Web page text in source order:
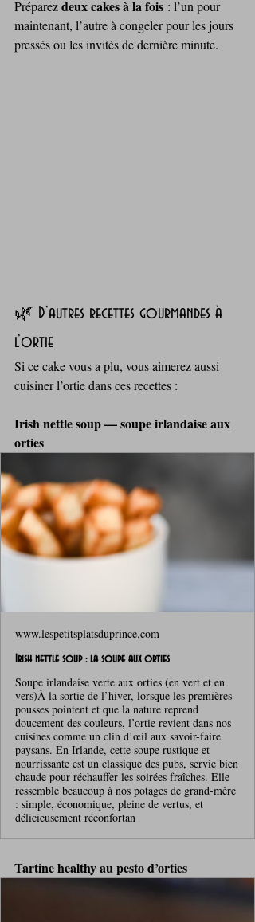
Préparez deux cakes à la fois : l’un pour
maintenant, l’autre à congeler pour les jours
pressés ou les invités de dernière minute.
🌿 D’autres recettes gourmandes à
l’ortie
Si ce cake vous a plu, vous aimerez aussi
cuisiner l’ortie dans ces recettes :
Irish nettle soup — soupe irlandaise aux
orties
www.lespetitsplatsduprince.com
Irish nettle soup : la soupe aux orties
Soupe irlandaise verte aux orties (en vert et en
vers)À la sortie de l’hiver, lorsque les premières
pousses pointent et que la nature reprend
doucement des couleurs, l’ortie revient dans nos
cuisines comme un clin d’œil aux savoir-faire
paysans. En Irlande, cette soupe rustique et
nourrissante est un classique des pubs, servie bien
chaude pour réchauffer les soirées fraîches. Elle
ressemble beaucoup à nos potages de grand-mère
: simple, économique, pleine de vertus, et
délicieusement réconfortan
Tartine healthy au pesto d’orties